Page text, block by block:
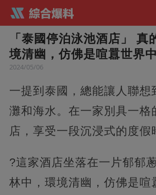
「泰國停泊泳池酒店」 真
境清幽，仿佛是喧囂世界
2024/05/06
一提到泰國，總能讓人聯想
灘和海水。在一家別具一格
店，享受一段沉浸式的度假
?這家酒店坐落在一片郁郁
林中，環境清幽，仿佛是喧